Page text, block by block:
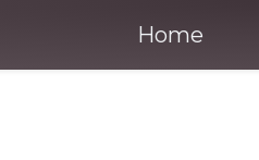
Home